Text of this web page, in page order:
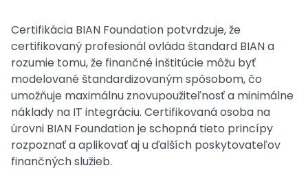
Certifikácia BIAN Foundation potvrdzuje, že
certifikovaný profesionál ovláda štandard BIAN a
rozumie tomu, že finančné inštitúcie môžu byť
modelované štandardizovaným spôsobom, čo
umožňuje maximálnu znovupoužiteľnosť a minimálne
náklady na IT integráciu. Certifikovaná osoba na
úrovni BIAN Foundation je schopná tieto princípy
rozpoznať a aplikovať aj u ďalších poskytovateľov
finančných služieb.